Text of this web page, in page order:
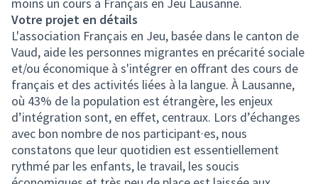
Votre projet en détails
L'association Français en Jeu, basée dans le canton de
Vaud, aide les personnes migrantes en précarité sociale
et/ou économique à s'intégrer en offrant des cours de
français et des activités liées à la langue. À Lausanne,
où 43% de la population est étrangère, les enjeux
d’intégration sont, en effet, centraux. Lors d’échanges
avec bon nombre de nos participant·es, nous
constatons que leur quotidien est essentiellement
rythmé par les enfants, le travail, les soucis